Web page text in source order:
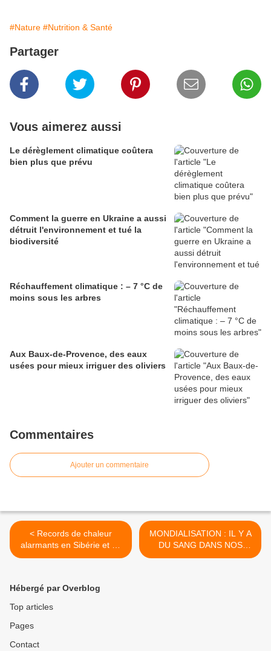
#Nature #Nutrition & Santé
Partager
Vous aimerez aussi
Le dérèglement climatique coûtera
bien plus que prévu
Comment la guerre en Ukraine a aussi
détruit l'environnement et tué la
biodiversité
Réchauffement climatique : – 7 °C de
moins sous les arbres
Aux Baux-de-Provence, des eaux
usées pour mieux irriguer des oliviers
Commentaires
Ajouter un commentaire
< Records de chaleur
alarmants en Sibérie et au
Canada
MONDIALISATION : IL Y A
DU SANG DANS NOS
SMARTPHONES >
Hébergé par Overblog
Top articles
Pages
Contact